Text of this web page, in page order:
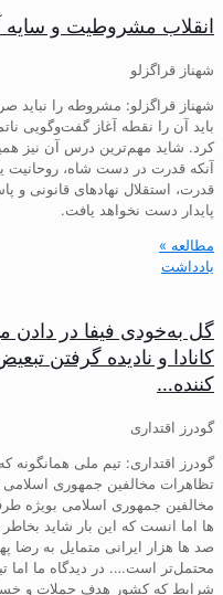
انقلاب مشروطیت و سایه
شهناز قراگزلو
شهناز قراگزلو: مشروطه را نباید
باید آن را نقطه آغاز گفت‌وگویی
کرد. شاید مهم‌ترین درس آن نیز
آنکه قدرت در دست شاه، روحانیت
قدرت، استقلال نهادهای قانونی و
پایدار دست نخواهد یافت.
مطالعه »
یادداشت
گل به‌خودی فیفا در دادن
کانادا و نادیده گرفتن
کننده…
گودرز اقتداری
تظاهرات مخالفین جمهوری اسلامی
مخالفین جمهوری اسلامی بویژه
ها اما انست که این بار شاید بخاطر
صد ها هزار ایرانی متمایل به رضا
محتمل‌تر است…. در دیدگاه ما اما
شرایط که کشور هدف حملات و